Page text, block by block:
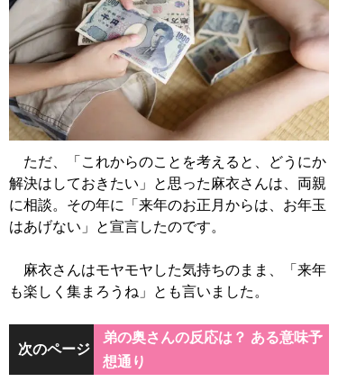
ただ、「これからのことを考えると、どうにか
解決はしておきたい」と思った麻衣さんは、両親
に相談。その年に「来年のお正月からは、お年玉
はあげない」と宣言したのです。
麻衣さんはモヤモヤした気持ちのまま、「来年
も楽しく集まろうね」とも言いました。
次のページ
弟の奥さんの反応は？ ある意味予
想通り